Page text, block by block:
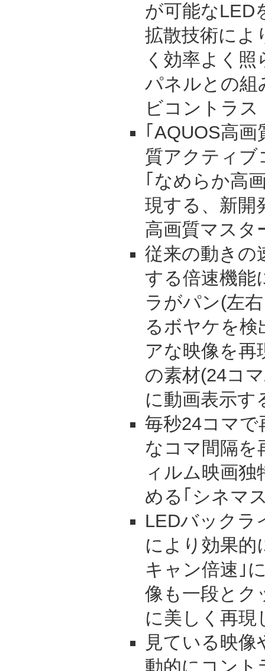
が可能なLED
拡散技術によ
く効率よく
パネルとの組
ビコントラ
｢AQUOS高
質アクティブ
｢なめらか高
現する、新開
高画質マスタ
従来の動きの
する倍速機能
ラがパン(左
るボヤケを検
アな映像を再
の素材(24コ
に動画表示す
毎秒24コマで
なコマ間隔を
ィルム映画
める｢シネマ
LEDバックラ
により効果的
キャン倍速｣
像も一段とク
に美しく再現
見ている映
動的にコント